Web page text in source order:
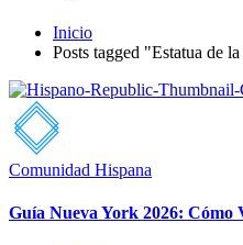
Inicio
Posts tagged "Estatua de
Comunidad Hispana
Guía Nueva York 2026: